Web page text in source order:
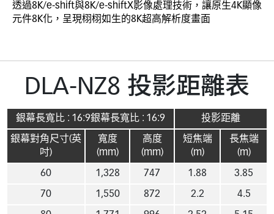
透過8K/e-shift與8K/e-shiftX影像處理技術，讓原生4K顯像
元件8K化，呈現栩栩如生的8K超高解析度畫面
DLA-NZ8 投影距離表
銀幕長寬比 : 16:9銀幕長寬比 : 16:9 投影距離
銀幕對角尺寸(英
吋)
寬度
(mm)
高度
(mm)
短焦端
(m)
長焦端
(m)
60 1,328 747 1.88 3.85
70 1,550 872 2.2 4.5